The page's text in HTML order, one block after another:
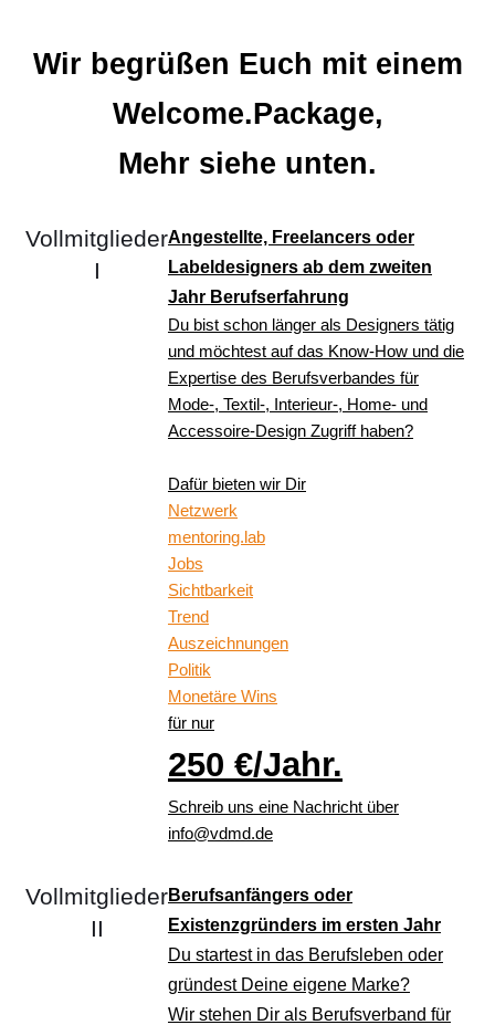
Wir begrüßen Euch mit einem
Welcome.Package,
Mehr siehe unten.
Vollmitglieder
I
Angestellte, Freelancers oder
Labeldesigners ab dem zweiten
Jahr Berufserfahrung
Du bist schon länger als Designers tätig
und möchtest auf das Know-How und die
Expertise des Berufsverbandes für
Mode-, Textil-, Interieur-, Home- und
Accessoire-Design Zugriff haben?
Dafür bieten wir Dir
Netzwerk
mentoring.lab
Jobs
Sichtbarkeit
Trend
Auszeichnungen
Politik
Monetäre Wins
für nur
250 €/Jahr.
Schreib uns eine Nachricht über
info@vdmd.de
Vollmitglieder
II
Berufsanfängers oder
Existenzgründers im ersten Jahr
Du startest in das Berufsleben oder
gründest Deine eigene Marke?
Wir stehen Dir als Berufsverband für